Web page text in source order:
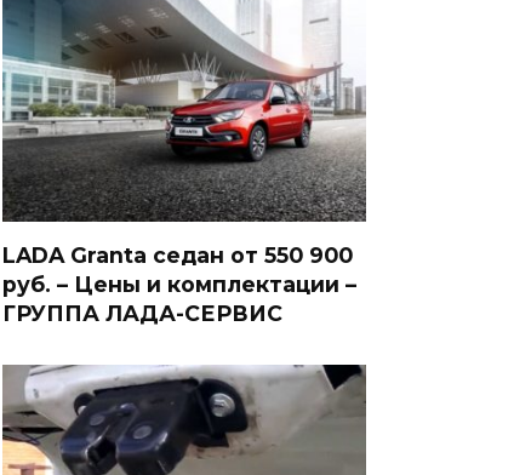
LADA Granta седан от 550 900
руб. – Цены и комплектации –
ГРУППА ЛАДА-СЕРВИС